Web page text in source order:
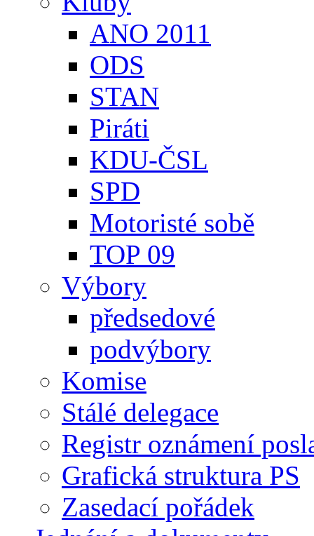
ANO 2011
ODS
STAN
Piráti
KDU-ČSL
SPD
Motoristé sobě
TOP 09
Výbory
předsedové
podvýbory
Komise
Stálé delegace
Registr oznámení
Grafická struktura PS
Zasedací pořádek